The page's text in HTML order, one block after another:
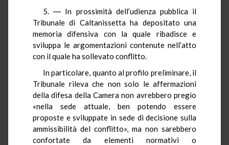
5. ― In prossimità dell’udienza pubblica il
Tribunale di Caltanissetta ha depositato una
memoria difensiva con la quale ribadisce e
sviluppa le argomentazioni contenute nell’atto
con il quale ha sollevato conflitto.
In particolare, quanto al profilo preliminare, il
Tribunale rileva che non solo le affermazioni
della difesa della Camera non avrebbero pregio
«nella sede attuale, ben potendo essere
proposte e sviluppate in sede di decisione sulla
ammissibilità del conflitto», ma non sarebbero
confortate da elementi normativi o